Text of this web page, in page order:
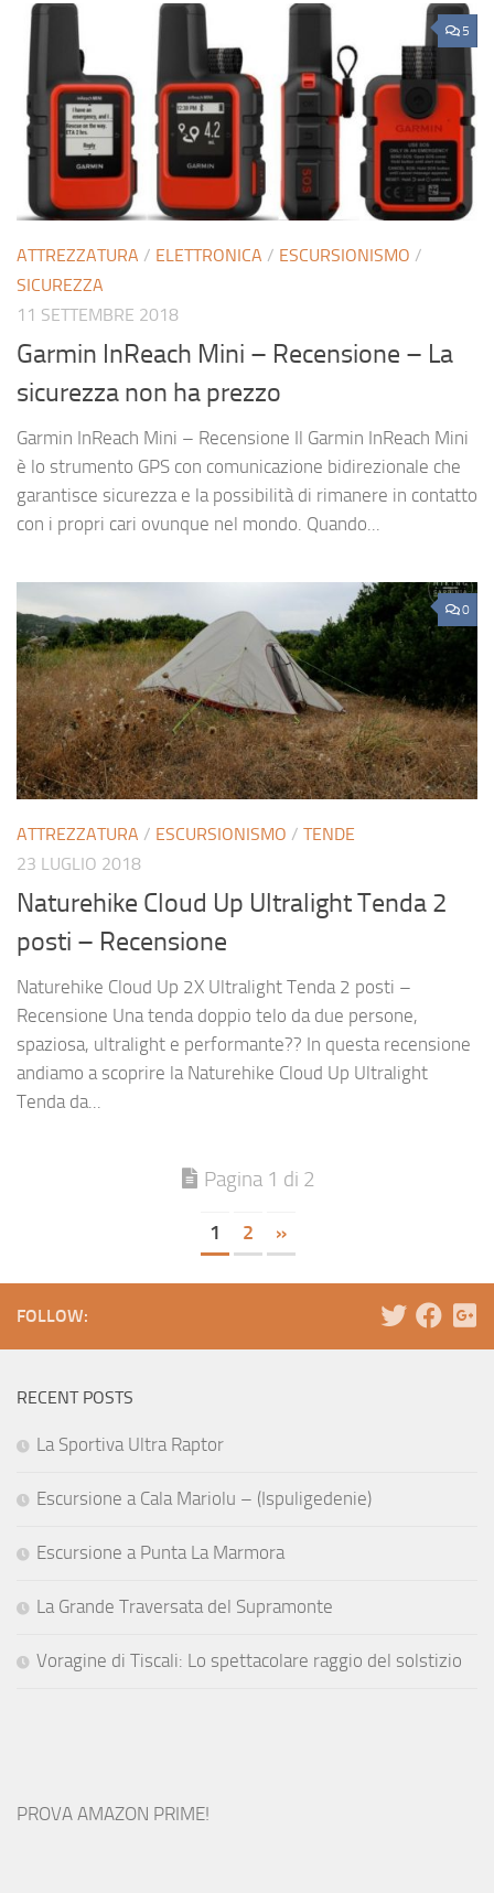
5
ATTREZZATURA / ELETTRONICA / ESCURSIONISMO /
SICUREZZA
11 SETTEMBRE 2018
Garmin InReach Mini – Recensione – La
sicurezza non ha prezzo
Garmin InReach Mini – Recensione Il Garmin InReach Mini
è lo strumento GPS con comunicazione bidirezionale che
garantisce sicurezza e la possibilità di rimanere in contatto
con i propri cari ovunque nel mondo. Quando...
0
ATTREZZATURA / ESCURSIONISMO / TENDE
23 LUGLIO 2018
Naturehike Cloud Up Ultralight Tenda 2
posti – Recensione
Naturehike Cloud Up 2X Ultralight Tenda 2 posti –
Recensione Una tenda doppio telo da due persone,
spaziosa, ultralight e performante?? In questa recensione
andiamo a scoprire la Naturehike Cloud Up Ultralight
Tenda da...
Pagina 1 di 2
1 2 »
FOLLOW:
RECENT POSTS
La Sportiva Ultra Raptor
Escursione a Cala Mariolu – (Ispuligedenie)
Escursione a Punta La Marmora
La Grande Traversata del Supramonte
Voragine di Tiscali: Lo spettacolare raggio del solstizio
PROVA AMAZON PRIME!